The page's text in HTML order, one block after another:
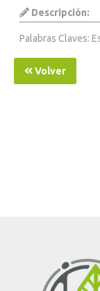
Descripción:
Palabras Claves:
Volver